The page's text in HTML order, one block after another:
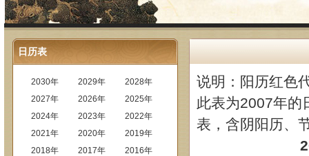
日历表
2030年 2029年
2028年
2027年
2026年
2025年
2024年
2023年
2022年
2021年
2020年
2019年
2018年
2017年
2016年
说明：阳历红色
此表为2007年的
表，含阴阳历、